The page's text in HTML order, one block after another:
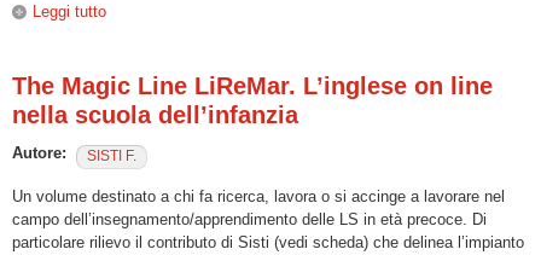
Leggi tutto
The Magic Line LiReMar. L’inglese on line
nella scuola dell’infanzia
Autore: SISTI F.
Un volume destinato a chi fa ricerca, lavora o si accinge a lavorare nel
campo dell’insegnamento/apprendimento delle LS in età precoce. Di
particolare rilievo il contributo di Sisti (vedi scheda) che delinea l’impianto